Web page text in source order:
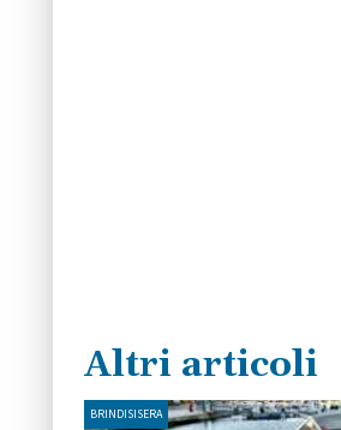
Altri articoli
BRINDISISERA